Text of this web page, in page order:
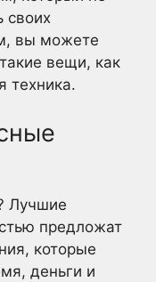
своих
вы можете
вещи, как
техника.
Лучшие
предложат
которые
деньги и